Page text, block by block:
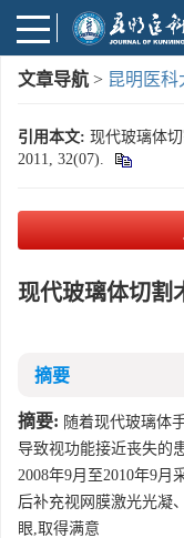
文章导航 > 昆明医科
引用本文: 现代玻璃体
2011, 32(07).
现代玻璃体切割
摘要
摘要: 随着现代玻璃体
导致视功能接近丧失的
2008年9月至2010年9
后补充视网膜激光光凝
眼,取得满意